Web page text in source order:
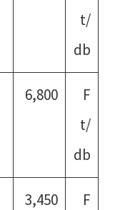
t/
db
6,800
F
t/
db
3,450
F